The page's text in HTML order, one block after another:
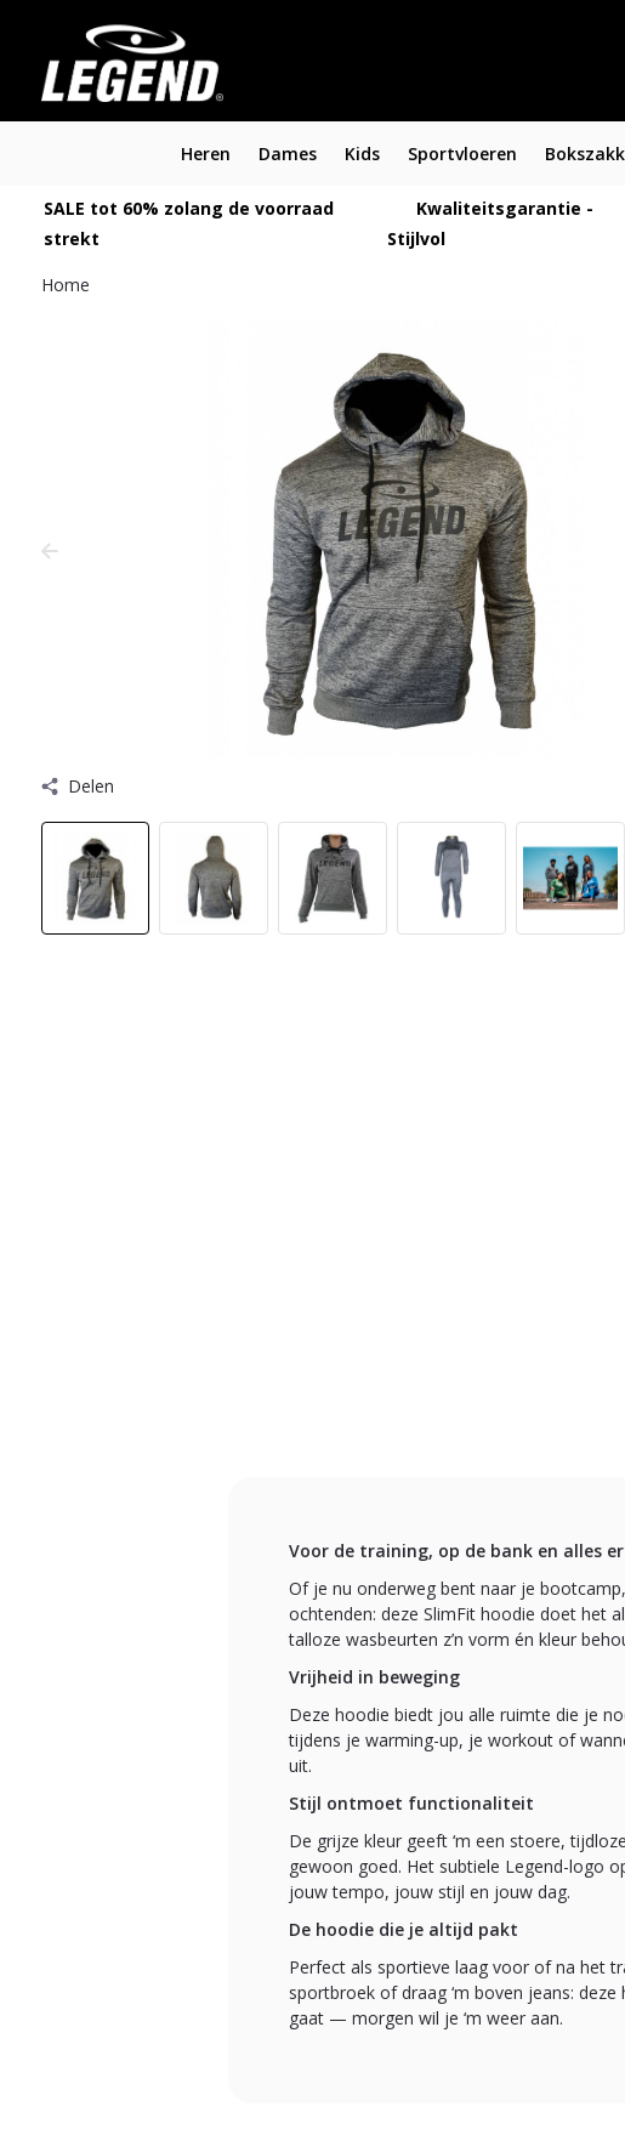
Heren Dames Kids Sportvloeren
SALE tot 60% zolang de voorraad
strekt
Kwaliteitsgarantie -
Stijlvol
Home
Delen
Voor de training, op de bank en alles
Of je nu onderweg bent naar je
ochtenden: deze SlimFit hoodie doet het
talloze wasbeurten z’n vorm én kleur
Vrijheid in beweging
Deze hoodie biedt jou alle ruimte die je
tijdens je warming-up, je workout of
uit.
Stijl ontmoet functionaliteit
De grijze kleur geeft ‘m een stoere,
gewoon goed. Het subtiele Legend-logo
jouw tempo, jouw stijl en jouw dag.
De hoodie die je altijd pakt
Perfect als sportieve laag voor of na het
sportbroek of draag ‘m boven jeans:
gaat — morgen wil je ‘m weer aan.